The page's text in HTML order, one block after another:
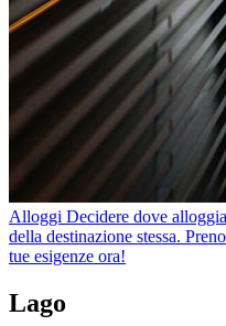
Alloggi Decidere dove
della destinazione stessa.
tue esigenze ora!
Lago